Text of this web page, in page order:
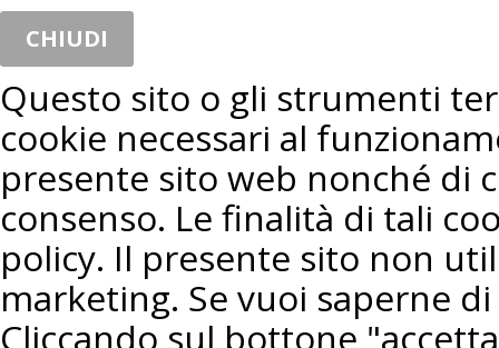
CHIUDI
Questo sito o gli strumenti
cookie necessari al
presente sito web nonché di
consenso. Le finalità di tali
policy. Il presente sito non
marketing. Se vuoi saperne
Cliccando sul bottone